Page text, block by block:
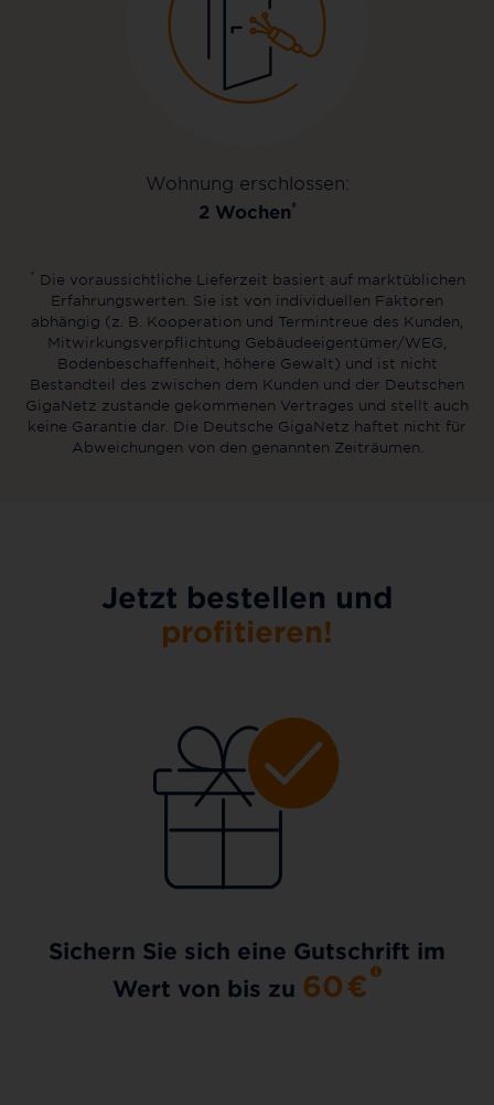
Wohnung erschlossen:
2 Wochen*
* Die voraussichtliche Lieferzeit basiert auf marktüblichen
Erfahrungswerten. Sie ist von individuellen Faktoren
abhängig (z. B. Kooperation und Termintreue des Kunden,
Mitwirkungsverpflichtung Gebäudeeigentümer/WEG,
Bodenbeschaffenheit, höhere Gewalt) und ist nicht
Bestandteil des zwischen dem Kunden und der Deutschen
GigaNetz zustande gekommenen Vertrages und stellt auch
keine Garantie dar. Die Deutsche GigaNetz haftet nicht für
Abweichungen von den genannten Zeiträumen.
Jetzt bestellen und
profitieren!
Sichern Sie sich eine Gutschrift im
Wert von bis zu 60€